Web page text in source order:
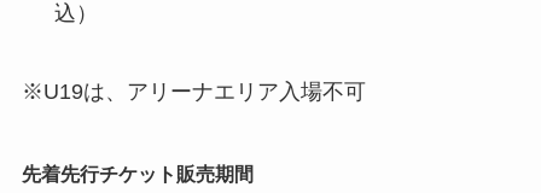
込）
※U19は、アリーナエリア入場不可
先着先行チケット販売期間